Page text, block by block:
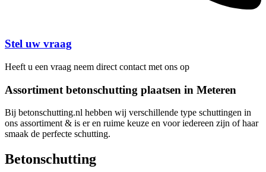
Stel uw vraag
Heeft u een vraag neem direct contact met ons op
Assortiment betonschutting plaatsen in Meteren
Bij betonschutting.nl hebben wij verschillende type schuttingen in
ons assortiment & is er en ruime keuze en voor iedereen zijn of haar
smaak de perfecte schutting.
Betonschutting